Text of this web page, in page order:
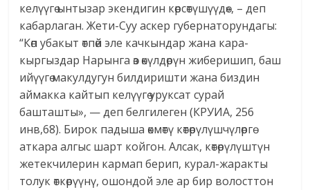
келүүгө ынтызар экендигин көрсөтүшүүдө», – деп
кабарлаган. Жети-Суу аскер губернаторундагы:
“Көп убакыт өтпөй эле качкындар жана кара-
кыргыздар Нарынга өз өкүлдөрүн жиберишип, баш
ийүүгө макулдугун билдиришти жана биздин
аймакка кайтып келүүгө уруксат сурай
башташты», — деп белгилеген (КРУИА, 256
инв,68). Бирок падыша өкмөтү көтөрүлүшчүлөргө
аткара алгыс шарт койгон. Алсак, көтөрүлүштүн
жетекчилерин кармап берип, курал-жаракты
толук өткөрүүнү, ошондой эле ар бир волосттон